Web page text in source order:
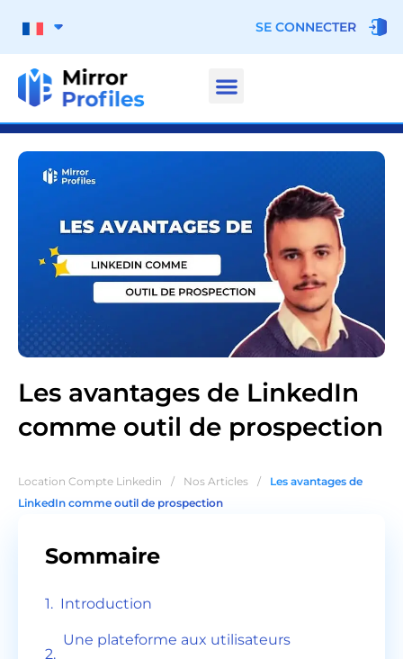
SE CONNECTER
Les avantages de LinkedIn
comme outil de prospection
Location Compte Linkedin / Nos Articles /
Les avantages de
LinkedIn comme outil de prospection
Sommaire
Introduction
Une plateforme aux utilisateurs